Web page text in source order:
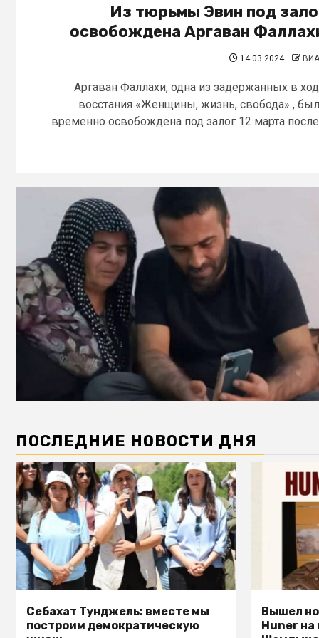
Из тюрьмы Эвин под
освобождена Аргаван
14.03.2024
Аргаван Фаллахи, одна из задержанных в
восстания «Женщины, жизнь, свобода» ,
временно освобождена под залог 12 марта
ПОСЛЕДНИЕ НОВОСТИ ДНЯ
Себахат Тунджель: вместе мы
построим демократическую
Вышел
Huner